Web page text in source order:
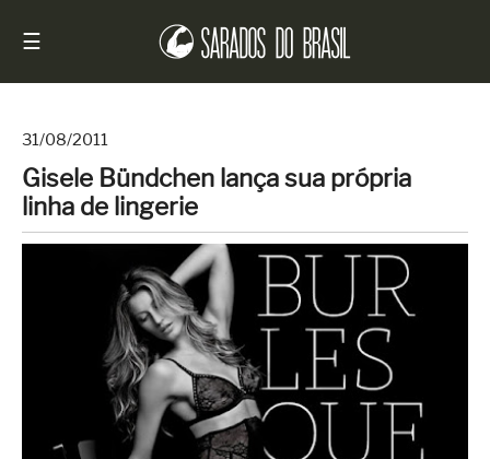
☰
Início
Notícias
Entrevistas
Depois
31/08/2011
Gisele Bündchen lança sua própria
linha de lingerie